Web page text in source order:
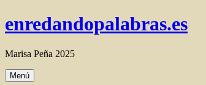
al
enredandopalabras.es
Marisa Peña 2025
Menú